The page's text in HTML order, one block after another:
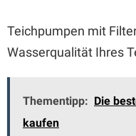
Teichpumpen mit
Wasserqualität Ihres
Thementipp: Die
kaufen